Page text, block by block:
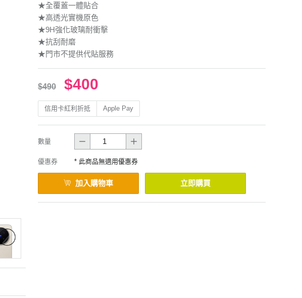
★全覆蓋一體貼合
★高透光實機原色
★9H強化玻璃耐衝擊
★抗刮耐磨
★門市不提供代貼服務
$490 $400
信用卡紅利折抵 Apple Pay
數量
優惠券 * 此商品無適用優惠券
加入購物車 立即購買